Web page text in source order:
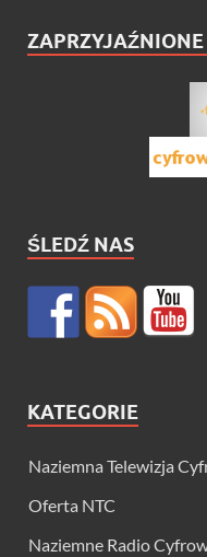
ZAPRZYJAŹNIONE
ŚLEDŹ NAS
KATEGORIE
Naziemna Telewizja
Oferta NTC
Naziemne Radio